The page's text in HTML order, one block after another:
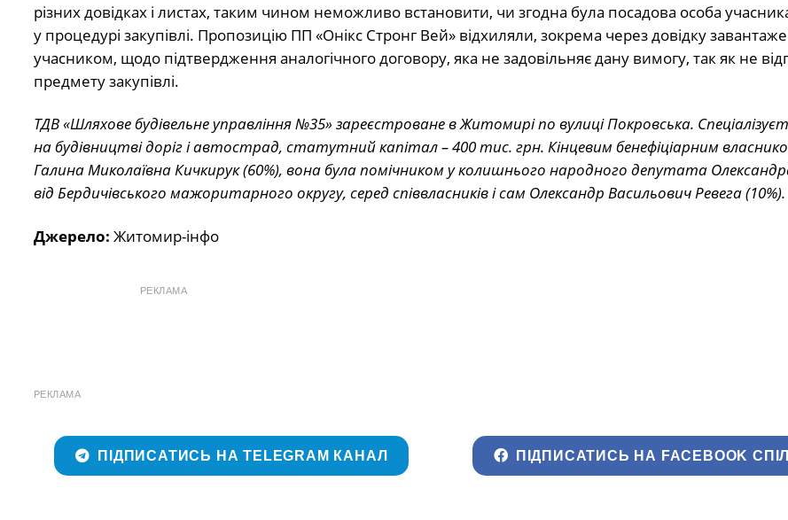
різних довідках і листах, таким чином неможливо встановити, чи згодна була посадова особа
у процедурі закупівлі. Пропозицію ПП «Онікс Стронг Вей» відхиляли, зокрема через довідку
учасником, щодо підтвердження аналогічного договору, яка не задовільняє дану вимогу, так як не
предмету закупівлі.
ТДВ «Шляхове будівельне управління №35»зареєстроване в Житомирі по вулиці Покровська.
на будівництві доріг і автострад, статутний капітал – 400 тис. грн. Кінцевим бенефіціарним
Галина Миколаївна Кичкирук (60%), вона булапомічникому колишнього народного депутата
від Бердичівського мажоритарного округу, серед співвласників і сам Олександр Васильович Ревега (10%).
Джерело: Житомир-інфо
РЕКЛАМА
РЕКЛАМА
ПІДПИСАТИСЬ НА TELEGRAM КАНАЛ ПІДПИСАТИСЬ НА FACEBOOK